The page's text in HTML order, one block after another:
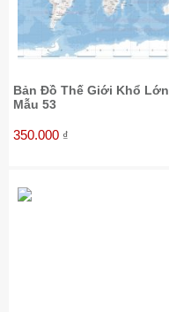
Bản Đồ Thế Giới Khổ Lớn
Mẫu 53
350.000 ₫